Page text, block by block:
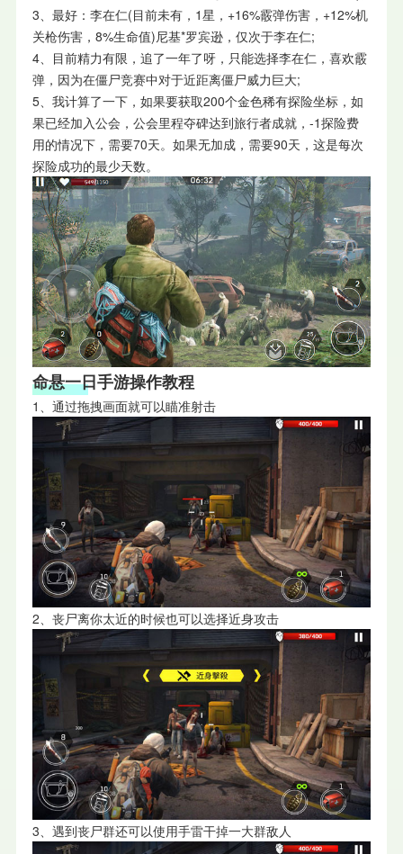
3、最好：李在仁(目前未有，1星，+16%霰弹伤害，+12%机
关枪伤害，8%生命值)尼基*罗宾逊，仅次于李在仁;
4、目前精力有限，追了一年了呀，只能选择李在仁，喜欢霰
弹，因为在僵尸竞赛中对于近距离僵尸威力巨大;
5、我计算了一下，如果要获取200个金色稀有探险坐标，如
果已经加入公会，公会里程夺碑达到旅行者成就，-1探险费
用的情况下，需要70天。如果无加成，需要90天，这是每次
探险成功的最少天数。
命悬一日手游操作教程
1、通过拖拽画面就可以瞄准射击
2、丧尸离你太近的时候也可以选择近身攻击
3、遇到丧尸群还可以使用手雷干掉一大群敌人